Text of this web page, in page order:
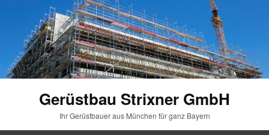
Gerüstbau Strixner GmbH
Ihr Gerüstbauer aus München für ganz Bayern